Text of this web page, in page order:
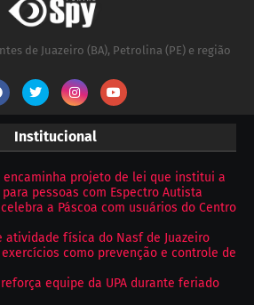
de Juazeiro (BA), Petrolina (PE) e região
Institucional
encaminha projeto de lei que institui a
pessoas com Espectro Autista
a Páscoa com usuários do Centro
atividade física do Nasf de Juazeiro
como prevenção e controle de
equipe da UPA durante feriado